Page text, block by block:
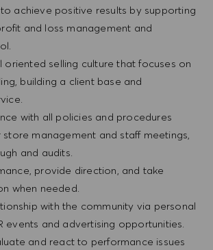
achieve positive results by supporting
and loss management and
oriented selling culture that focuses on
building a client base and
with all policies and procedures
management and staff meetings,
and audits.
provide direction, and take
when needed.
with the community via personal
events and advertising opportunities.
and react to performance issues